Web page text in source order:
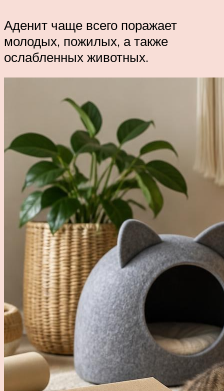
Аденит чаще всего поражает
молодых, пожилых, а также
ослабленных животных.